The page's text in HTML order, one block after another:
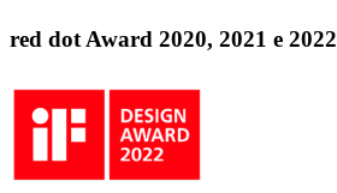
red dot Award 2020, 2021 e 2022